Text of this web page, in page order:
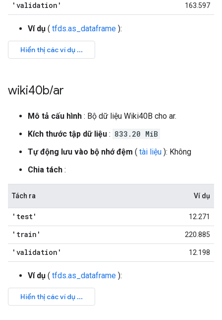
'validation' 163.597
Ví dụ ( tfds.as_dataframe ):
wiki40b/ar
Mô tả cấu hình : Bộ dữ liệu Wiki40B cho ar.
Kích thước tập dữ liệu : 833.20 MiB
Tự động lưu vào bộ nhớ đệm ( tài liệu ): Không
Chia tách :
Tách ra Ví dụ
'test' 12.271
'train' 220.885
'validation' 12.198
Ví dụ ( tfds.as_dataframe ):